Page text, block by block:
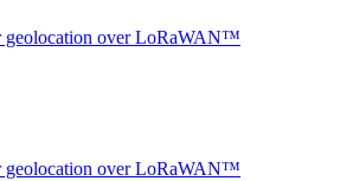
geolocation over LoRaWAN™
geolocation over LoRaWAN™